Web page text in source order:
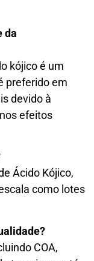
da
kójico é um
preferido em
devido à
efeitos
Ácido Kójico,
como lotes
COA,